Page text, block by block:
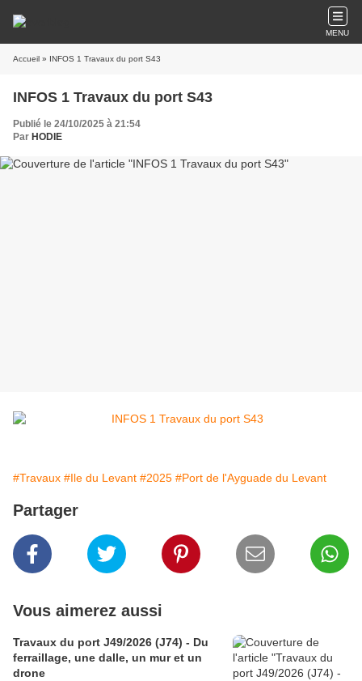
MENU
Accueil » INFOS 1 Travaux du port S43
INFOS 1 Travaux du port S43
Publié le 24/10/2025 à 21:54
Par HODIE
#Travaux #Ile du Levant #2025 #Port de l'Ayguade du Levant
Partager
Vous aimerez aussi
Travaux du port J49/2026 (J74) - Du
ferraillage, une dalle, un mur et un
drone